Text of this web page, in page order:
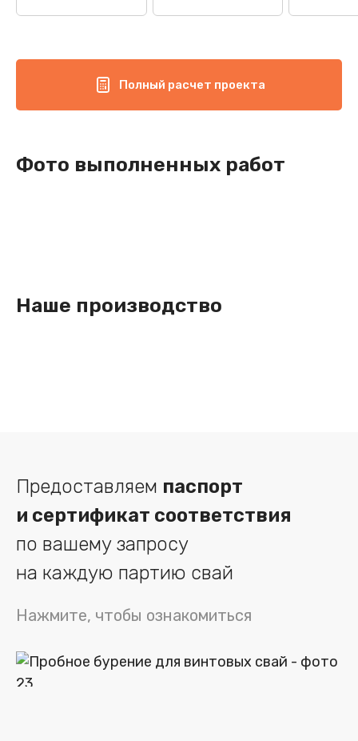
Полный расчет проекта
Фото выполненных работ
Наше производство
Предоставляем паспорт
и сертификат соответствия
по вашему запросу
на каждую партию свай
Нажмите, чтобы ознакомиться